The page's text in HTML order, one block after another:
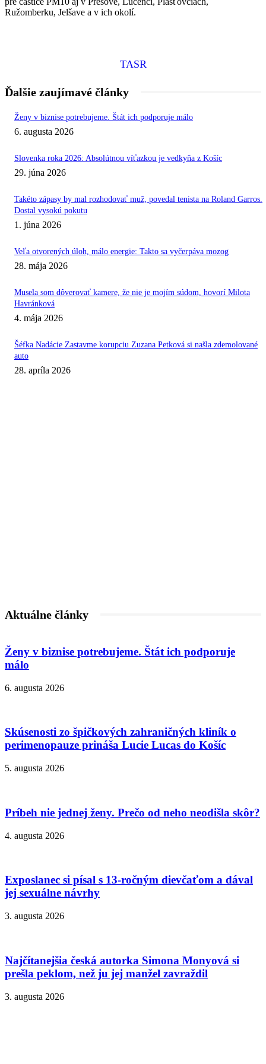
Ružomberku, Jelšave a v ich okolí.
TASR
Ďalšie zaujímavé články
Ženy v biznise potrebujeme. Štát ich podporuje málo
6. augusta 2026
Slovenka roka 2026: Absolútnou víťazkou je vedkyňa z Košíc
29. júna 2026
Takéto zápasy by mal rozhodovať muž, povedal tenista na Roland Garros.
Dostal vysokú pokutu
1. júna 2026
Veľa otvorených úloh, málo energie: Takto sa vyčerpáva mozog
28. mája 2026
Musela som dôverovať kamere, že nie je mojím súdom, hovorí Milota
Havránková
4. mája 2026
Šéfka Nadácie Zastavme korupciu Zuzana Petková si našla zdemolované
auto
28. apríla 2026
Aktuálne články
Ženy v biznise potrebujeme. Štát ich podporuje
málo
6. augusta 2026
Skúsenosti zo špičkových zahraničných kliník o
perimenopauze prináša Lucie Lucas do Košíc
5. augusta 2026
Príbeh nie jednej ženy. Prečo od neho neodišla skôr?
4. augusta 2026
Exposlanec si písal s 13-ročným dievčaťom a dával
jej sexuálne návrhy
3. augusta 2026
Najčítanejšia česká autorka Simona Monyová si
prešla peklom, než ju jej manžel zavraždil
3. augusta 2026